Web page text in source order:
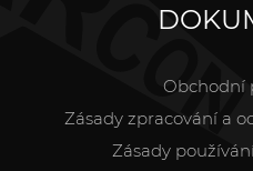
Obchodní
Zásady zpracování a
Zásady